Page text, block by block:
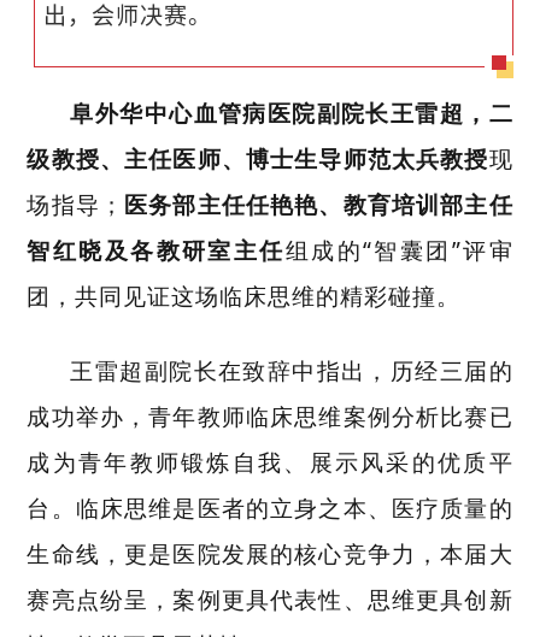
出，会师决赛。
阜外华中心血管病医院副院长王雷超，二
级教授、主任医师、博士生导师范太兵教授现
场指导； 医务部主任任艳艳、教育培训部主任
智红晓及各教研室主任组成的“智囊团”评审
团，共同见证这场临床思维的精彩碰撞。
王雷超副院长在致辞中指出 ， 历经三届的
成功举办，青年教师临床思维案例分析比赛已
成为青年教师锻炼自我、展示风采的优质平
台。 临床思维是医者的立身之本、医疗质量的
生命线，更是医院发展的核心竞争力，本届大
赛亮点纷呈，案例更具代表性、思维更具创新